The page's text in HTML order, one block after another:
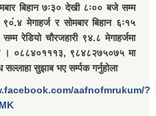
बिहान ७ः३० देखी ८ः०० बजे सम्म
मेगाहर्ज र सोमबार बिहान ६ः१५
रेडियो चौरजहारी ९४.८ मेगाहर्जमा
। ०८८४०१११३, ९८४८२७५०७५ मा
सल्लाहा सुझाब भए सर्म्पक गर्नुहोला
aafnofmrukum/?